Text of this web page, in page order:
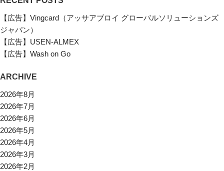
【広告】Vingcard（アッサアブロイ グローバルソリューションズ
ジャパン）
【広告】USEN-ALMEX
【広告】Wash on Go
ARCHIVE
2026年8月
2026年7月
2026年6月
2026年5月
2026年4月
2026年3月
2026年2月